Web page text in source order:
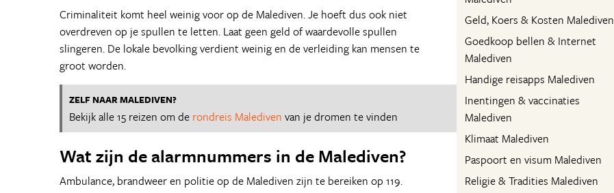
Geld, Koers & Kosten Malediven
Goedkoop bellen & Internet
Malediven
Handige reisapps Malediven
Inentingen & vaccinaties
Malediven
Klimaat Malediven
Paspoort en visum Malediven
Religie & Tradities Malediven
Criminaliteit komt heel weinig voor op de Malediven. Je hoeft dus ook niet
overdreven op je spullen te letten. Laat geen geld of waardevolle spullen
slingeren. De lokale bevolking verdient weinig en de verleiding kan mensen te
groot worden.
ZELF NAAR MALEDIVEN?
Bekijk alle 15 reizen om de rondreis Malediven van je dromen te vinden
Wat zijn de alarmnummers in de Malediven?
Ambulance, brandweer en politie op de Malediven zijn te bereiken op 119.